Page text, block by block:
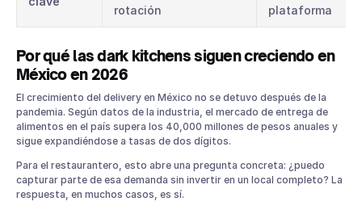
rotación
plataforma
Por qué las dark kitchens siguen creciendo en
México en 2026
El crecimiento del delivery en México no se detuvo después de la
pandemia. Según datos de la industria, el mercado de entrega de
alimentos en el país supera los 40,000 millones de pesos anuales y
sigue expandiéndose a tasas de dos dígitos.
Para el restaurantero, esto abre una pregunta concreta: ¿puedo
capturar parte de esa demanda sin invertir en un local completo? La
respuesta, en muchos casos, es sí.